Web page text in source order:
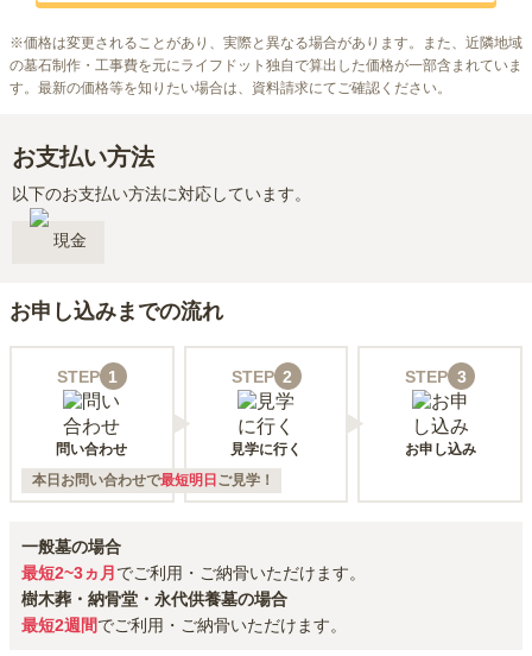
※価格は変更されることがあり、実際と異なる場合があります。また、近隣地域
の墓石制作・工事費を元にライフドット独自で算出した価格が一部含まれていま
す。最新の価格等を知りたい場合は、資料請求にてご確認ください。
お支払い方法
以下のお支払い方法に対応しています。
現金
お申し込みまでの流れ
STEP 1
問い合わせ
STEP 2
見学に行く
STEP 3
お申し込み
本日お問い合わせで最短明日 ご見学！
一般墓の場合
最短2~3ヵ月 でご利用・ご納骨いただけます。
樹木葬・納骨堂・永代供養墓の場合
最短2週間でご利用・ご納骨いただけます。